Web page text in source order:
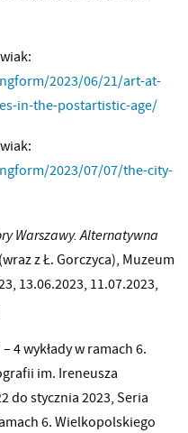
2023/06/21/art-at-
in-the-postartistic-age/
2023/07/07/the-city-
Warszawy. Alternatywna
(wraz z Ł. Gorczyca), Muzeum
13.06.2023, 11.07.2023,
4 wykłady w ramach 6.
im. Ireneusza
do stycznia 2023, Seria
6. Wielkopolskiego